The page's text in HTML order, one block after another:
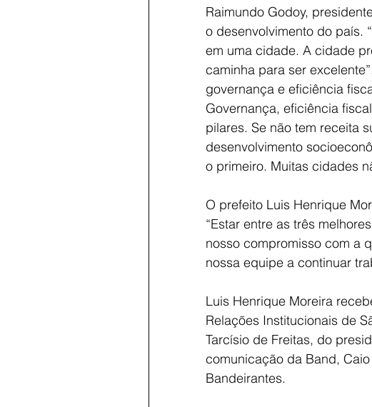
Raimundo Godoy,
o desenvolvimento do país.
em uma cidade. A cidade
caminha para ser
governança e eficiência
Governança, eficiência
pilares. Se não tem receita
desenvolvimento
o primeiro. Muitas cidades
O prefeito Luis Henrique
“Estar entre as três
nosso compromisso com a
nossa equipe a continuar
Luis Henrique Moreira
Relações Institucionais de
Tarcísio de Freitas, do
comunicação da Band,
Bandeirantes.